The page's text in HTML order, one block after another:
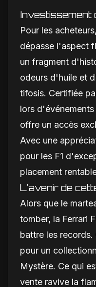
Investissement
Pour les
dépasse l'aspect
un fragment
odeurs d'huile et
tifosis. Certifiée
lors
offre un accès
Avec une
pour les F1
placement
L'avenir de
Alors que le
tomber, la Ferrari
battre les
pour un
Mystère. Ce qui
vente ravive la